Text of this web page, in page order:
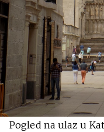
Pogled na ulaz u